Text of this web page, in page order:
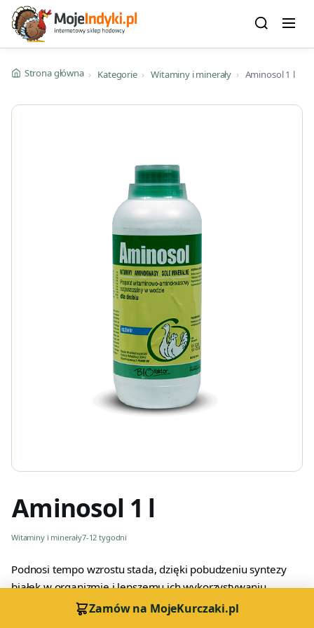
Strona główna › Kategorie › Witaminy i minerały › Aminosol 1 l
Aminosol 1 l
Witaminy i minerały7-12 tygodni
Podnosi tempo wzrostu stada, dzięki pobudzeniu syntezy
białek w organizmie i lepszemu ich wykorzystywaniu.
Poprawia także metabolizm cukrów i tłuszu i poprawia
Zamów na MojeKurczaki.pl